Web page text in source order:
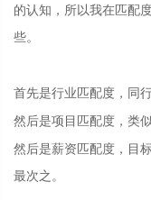
的认知，所以我在匹配
些。
首先是行业匹配度，同行
然后是项目匹配度，类
然后是薪资匹配度，目
最次之。